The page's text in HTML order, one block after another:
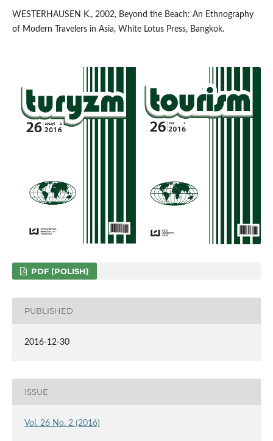
WESTERHAUSEN K., 2002, Beyond the Beach: An Ethnography
of Modern Travelers in Asia, White Lotus Press, Bangkok.
PDF (POLISH)
PUBLISHED
2016-12-30
ISSUE
Vol. 26 No. 2 (2016)